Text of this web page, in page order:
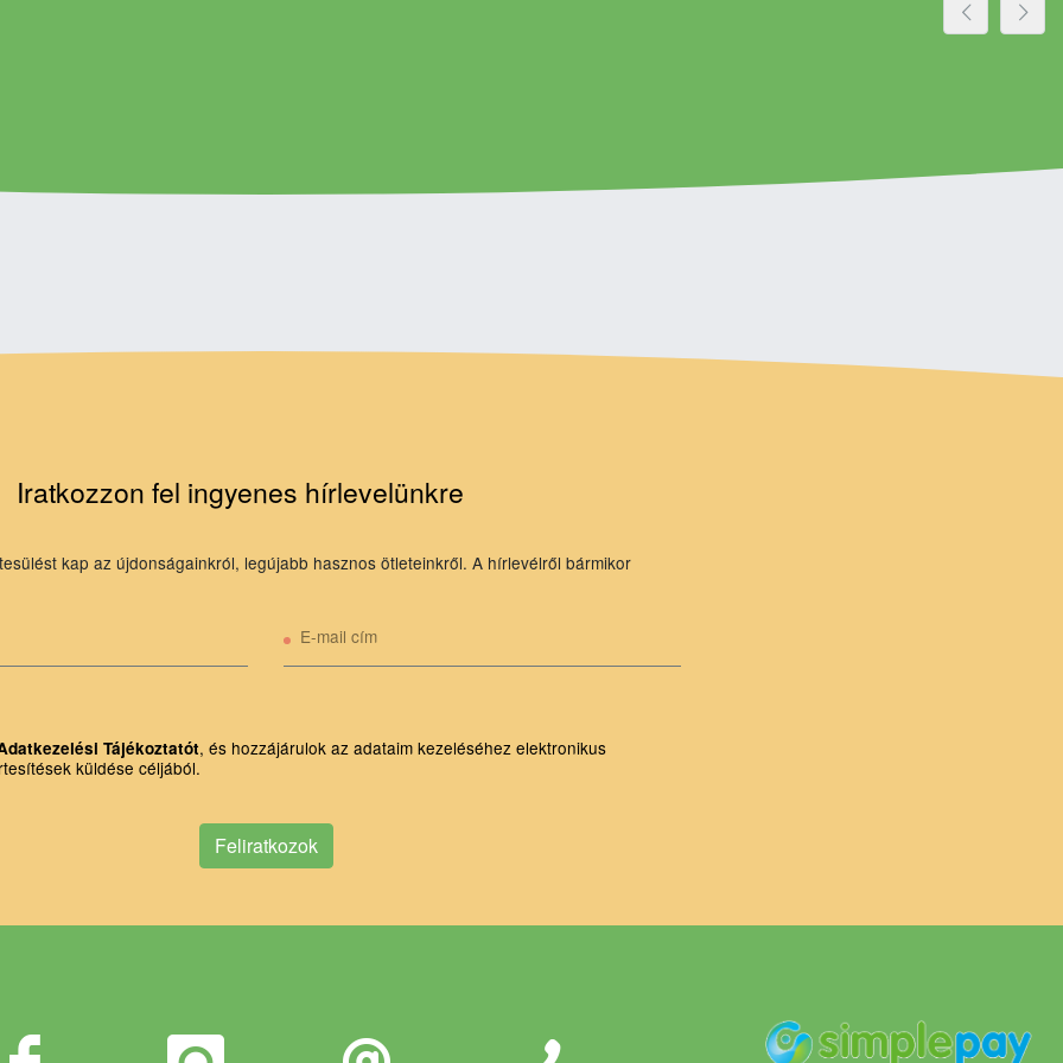
Iratkozzon fel ingyenes hírlevelünkre
kap az újdonságainkról, legújabb hasznos ötleteinkről. A hírlevélről bármikor
E-mail cím
Tájékoztatót, és hozzájárulok az adataim kezeléséhez elektronikus
küldése céljából.
Feliratkozok